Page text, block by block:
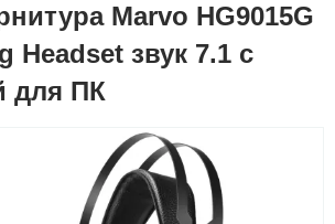
Marvo HG9015G
Headset звук 7.1 с
для ПК